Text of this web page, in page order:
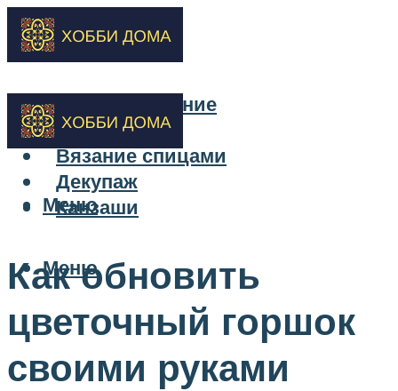
Бисероплетение
Вышивка
Вязание спицами
Декупаж
Канзаши
Меню
Меню
Как обновить
цветочный горшок
своими руками